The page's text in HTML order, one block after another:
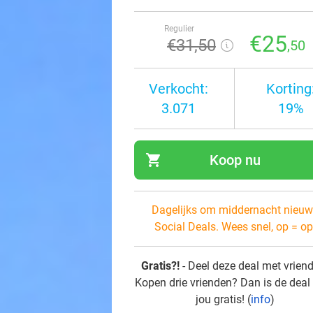
Regulier
€31,50 €25,50
Verkocht:
3.071
19%
shopping_cart Koop nu
Dagelijks om middernacht
Social Deals. Wees snel, op =
Gratis?! - Deel deze deal met
Kopen drie vrienden? Dan is de
jou gratis! (info)